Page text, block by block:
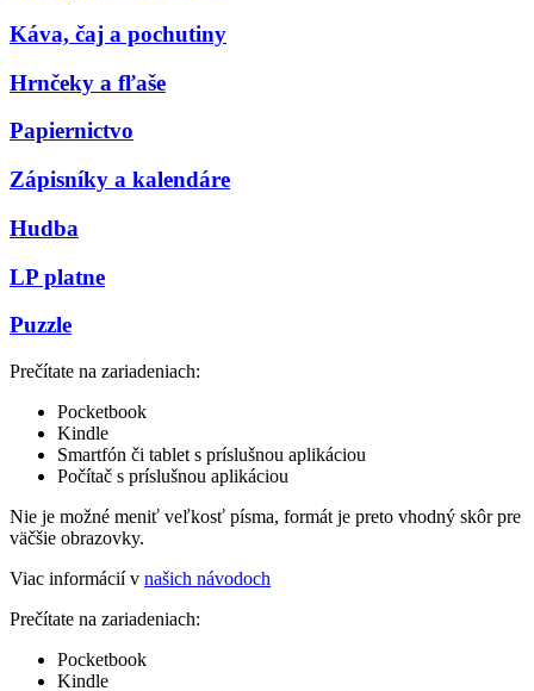
Káva, čaj a pochutiny
Hrnčeky a fľaše
Papiernictvo
Zápisníky a kalendáre
Hudba
LP platne
Puzzle
Prečítate na zariadeniach:
Pocketbook
Kindle
Smartfón či tablet s príslušnou aplikáciou
Počítač s príslušnou aplikáciou
Nie je možné meniť veľkosť písma, formát je preto vhodný skôr pre
väčšie obrazovky.
Viac informácií v našich návodoch
Prečítate na zariadeniach:
Pocketbook
Kindle